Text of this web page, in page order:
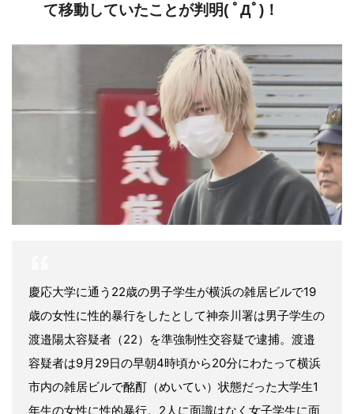
て移動していたことが判明( ﾟДﾟ)！
慶応大学に通う22歳の男子学生が横浜の雑居ビルで19
歳の女性に性的暴行をしたとして神奈川署は男子学生の
渡邉陽太容疑者（22）を準強制性交容疑で逮捕。渡邉
容疑者は9月29日の早朝4時頃から20分にわたって横浜
市内の雑居ビルで酩酊（めいてい）状態だった大学生1
年生の女性に性的暴行。2人に面識はなく女子学生に面